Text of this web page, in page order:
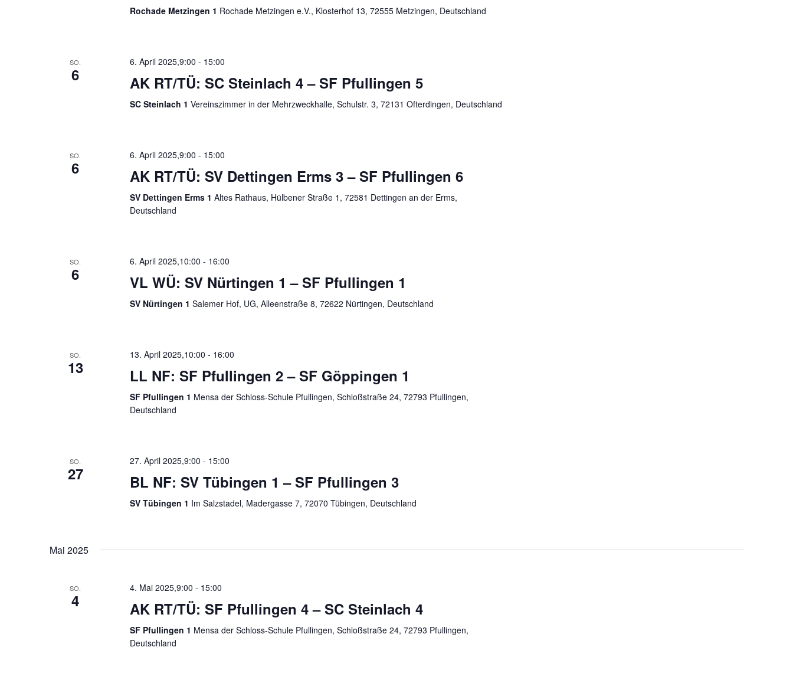
Rochade Metzingen 1 Rochade Metzingen e.V., Klosterhof 13, 72555 Metzingen, Deutschland
SO.
6
6. April 2025,9:00 - 15:00
AK RT/TÜ: SC Steinlach 4 – SF Pfullingen 5
SC Steinlach 1 Vereinszimmer in der Mehrzweckhalle, Schulstr. 3, 72131 Ofterdingen, Deutschland
SO.
6
6. April 2025,9:00 - 15:00
AK RT/TÜ: SV Dettingen Erms 3 – SF Pfullingen 6
SV Dettingen Erms 1 Altes Rathaus, Hülbener Straße 1, 72581 Dettingen an der Erms,
Deutschland
SO.
6
6. April 2025,10:00 - 16:00
VL WÜ: SV Nürtingen 1 – SF Pfullingen 1
SV Nürtingen 1 Salemer Hof, UG, Alleenstraße 8, 72622 Nürtingen, Deutschland
SO.
13
13. April 2025,10:00 - 16:00
LL NF: SF Pfullingen 2 – SF Göppingen 1
SF Pfullingen 1 Mensa der Schloss-Schule Pfullingen, Schloßstraße 24, 72793 Pfullingen,
Deutschland
SO.
27
27. April 2025,9:00 - 15:00
BL NF: SV Tübingen 1 – SF Pfullingen 3
SV Tübingen 1 Im Salzstadel, Madergasse 7, 72070 Tübingen, Deutschland
Mai 2025
SO.
4
4. Mai 2025,9:00 - 15:00
AK RT/TÜ: SF Pfullingen 4 – SC Steinlach 4
SF Pfullingen 1 Mensa der Schloss-Schule Pfullingen, Schloßstraße 24, 72793 Pfullingen,
Deutschland